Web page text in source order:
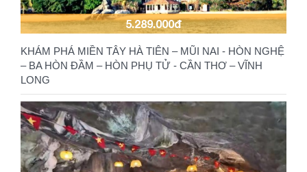
5.289.000đ
KHÁM PHÁ MIỀN TÂY HÀ TIÊN – MŨI NAI - HÒN NGHỆ
– BA HÒN ĐẦM – HÒN PHỤ TỬ - CẦN THƠ – VĨNH
LONG